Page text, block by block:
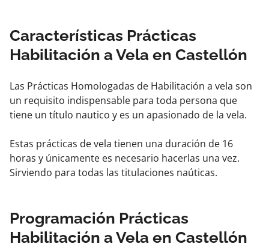
Características Prácticas
Habilitación a Vela en Castellón
Las Prácticas Homologadas de Habilitación a vela son
un requisito indispensable para toda persona que
tiene un título nautico y es un apasionado de la vela.
Estas prácticas de vela tienen una duración de 16
horas y únicamente es necesario hacerlas una vez.
Sirviendo para todas las titulaciones naúticas.
Programación Prácticas
Habilitación a Vela en Castellón